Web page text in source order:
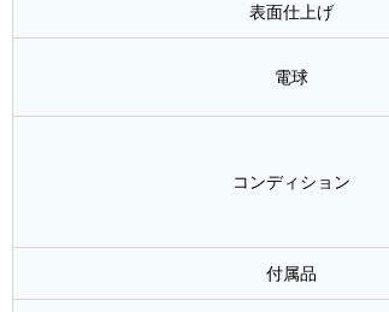
表面仕上げ
電球
コンディション
付属品